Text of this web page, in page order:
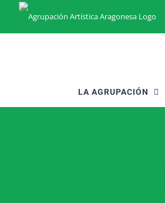
Saltar
LA AGRUPACIÓN